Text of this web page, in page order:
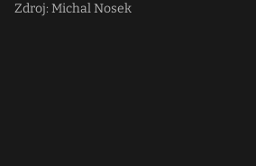
Zdroj: Michal Nosek